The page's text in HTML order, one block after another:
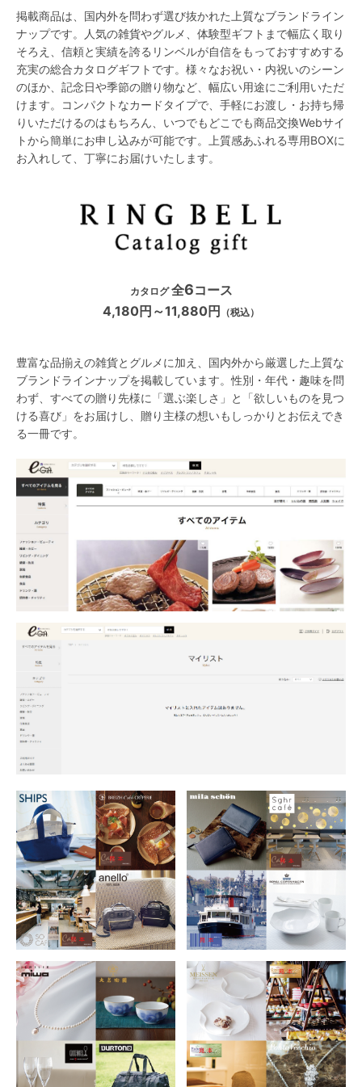
掲載商品は、国内外を問わず選び抜かれた上質なブランドライン
ナップです。人気の雑貨やグルメ、体験型ギフトまで幅広く取り
そろえ、信頼と実績を誇るリンベルが自信をもっておすすめする
充実の総合カタログギフトです。様々なお祝い・内祝いのシーン
のほか、記念日や季節の贈り物など、幅広い用途にご利用いただ
けます。コンパクトなカードタイプで、手軽にお渡し・お持ち帰
りいただけるのはもちろん、いつでもどこでも商品交換Webサイ
トから簡単にお申し込みが可能です。上質感あふれる専用BOXに
お入れして、丁寧にお届けいたします。
カタログ全6コース
4,180円～11,880円
（税込）
豊富な品揃えの雑貨とグルメに加え、国内外から厳選した上質な
ブランドラインナップを掲載しています。性別・年代・趣味を問
わず、すべての贈り先様に「選ぶ楽しさ」と「欲しいものを見つ
ける喜び」をお届けし、贈り主様の想いもしっかりとお伝えでき
る一冊です。